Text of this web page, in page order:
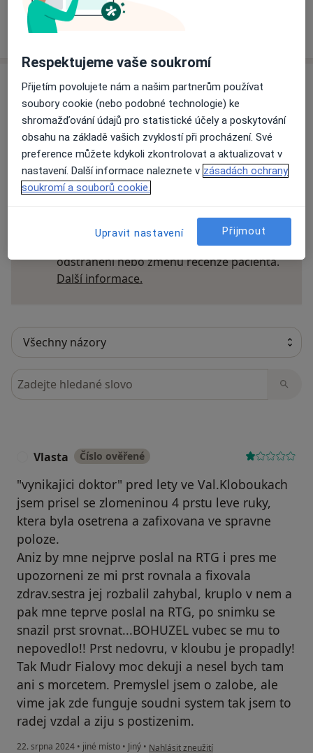
Názory
Přidejte svůj názor
21 názorů
Recenze pacientů jsou pro nás důležité.
Specialisté nemají možnost zaplatit za
odstranění nebo změnu recenze pacienta.
Další informace.
Hledejte v názorech
Vlasta Číslo ověřené
"vynikajici doktor" pred lety ve Val.Kloboukach
jsem prisel se zlomeninou 4 prstu leve ruky,
ktera byla osetrena a zafixovana ve spravne
poloze.
Aniz by mne nejprve poslal na RTG i pres me
upozorneni ze mi prst rovnala a fixovala
zdrav.sestra jej rozbalil zahybal, kruplo v nem a
pak mne teprve poslal na RTG, po snimku se
snazil prst srovnat...BOHUZEL vubec se mu to
nepovedlo!! Prst nedovru, v kloubu je propadly!
Tak Mudr Fialovy moc dekuji a nesel bych tam
ani s morcetem. Premyslel jsem o zalobe, ale
vime jak zde funguje soudni system tak jsem to
radej vzdal a ziju s postizenim.
22. srpna 2024 • jiné místo • Jiný • podle názoru uživatele Vlasta
Nahlásit zneužití
Respektujeme vaše soukromí
Přijetím povolujete nám a našim partnerům používat
soubory cookie (nebo podobné technologie) ke
shromažďování údajů pro statistické účely a poskytování
obsahu na základě vašich zvyklostí při procházení. Své
preference můžete kdykoli zkontrolovat a aktualizovat v
nastavení. Další informace naleznete v zásadách ochrany
soukromí a souborů cookie.
Upravit nastavení Přijmout